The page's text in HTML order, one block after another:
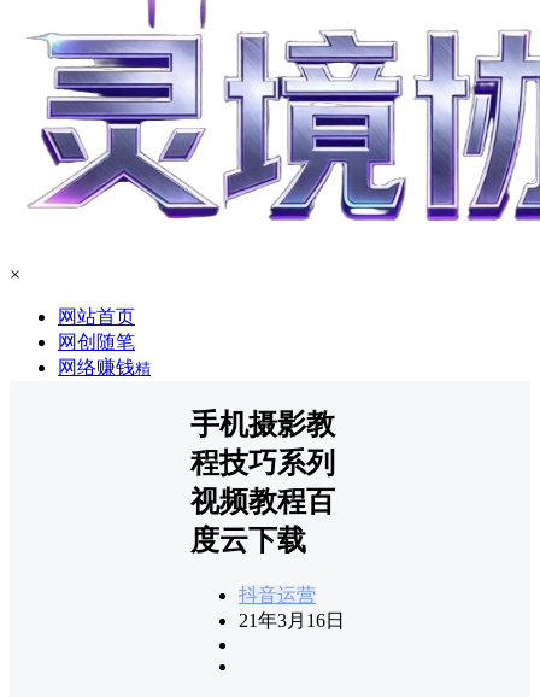
×
网站首页
网创随笔
网络赚钱精
手机摄影教
程技巧系列
视频教程百
度云下载
抖音运营
21年3月16日